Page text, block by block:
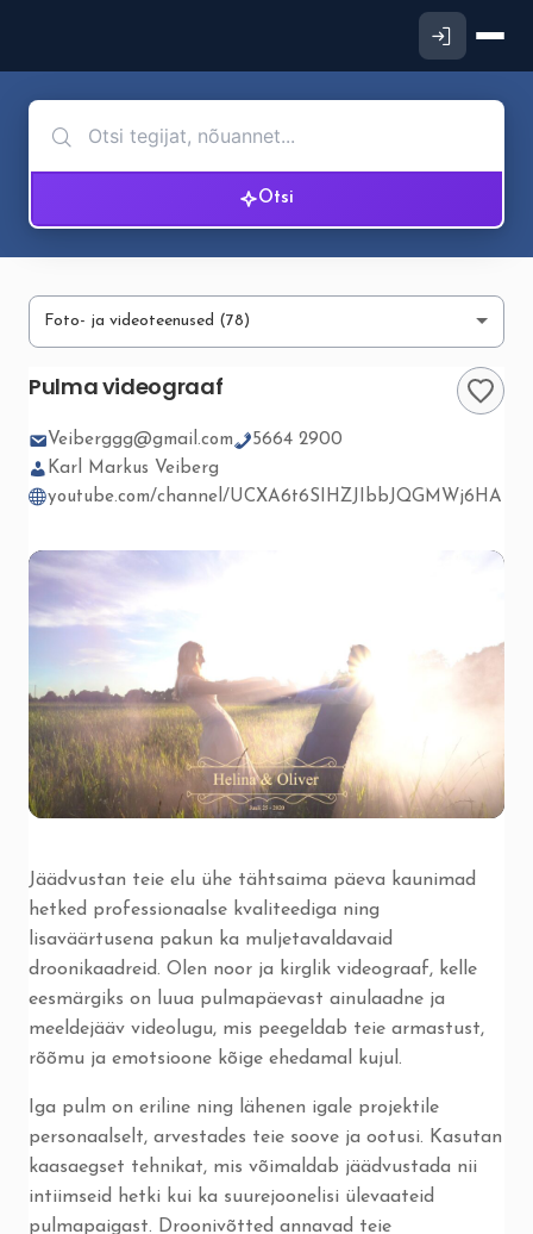
Otsi
Pulma videograaf
Veiberggg@gmail.com
5664 2900
Karl Markus Veiberg
youtube.com/channel/UCXA6t6SIHZJIbbJQGMWj6HA
Jäädvustan teie elu ühe tähtsaima päeva kaunimad
hetked professionaalse kvaliteediga ning
lisaväärtusena pakun ka muljetavaldavaid
droonikaadreid. Olen noor ja kirglik videograaf, kelle
eesmärgiks on luua pulmapäevast ainulaadne ja
meeldejääv videolugu, mis peegeldab teie armastust,
rõõmu ja emotsioone kõige ehedamal kujul.
Iga pulm on eriline ning lähenen igale projektile
personaalselt, arvestades teie soove ja ootusi. Kasutan
kaasaegset tehnikat, mis võimaldab jäädvustada nii
intiimseid hetki kui ka suurejoonelisi ülevaateid
pulmapaigast. Droonivõtted annavad teie